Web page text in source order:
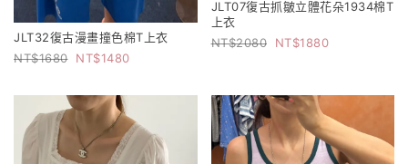
JLT32復古漫畫撞色棉T上衣
1680
1480
JLT07復古抓皺立體花朵1934棉T
上衣
2080
1880